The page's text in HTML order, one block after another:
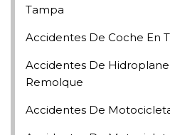
Tampa
Accidentes De Coche En
Accidentes De
Remolque
Accidentes De